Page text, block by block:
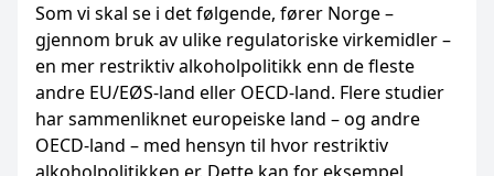
Som vi skal se i det følgende, fører Norge –
gjennom bruk av ulike regulatoriske virkemidler –
en mer restriktiv alkoholpolitikk enn de fleste
andre EU/EØS-land eller OECD-land. Flere studier
har sammenliknet europeiske land – og andre
OECD-land – med hensyn til hvor restriktiv